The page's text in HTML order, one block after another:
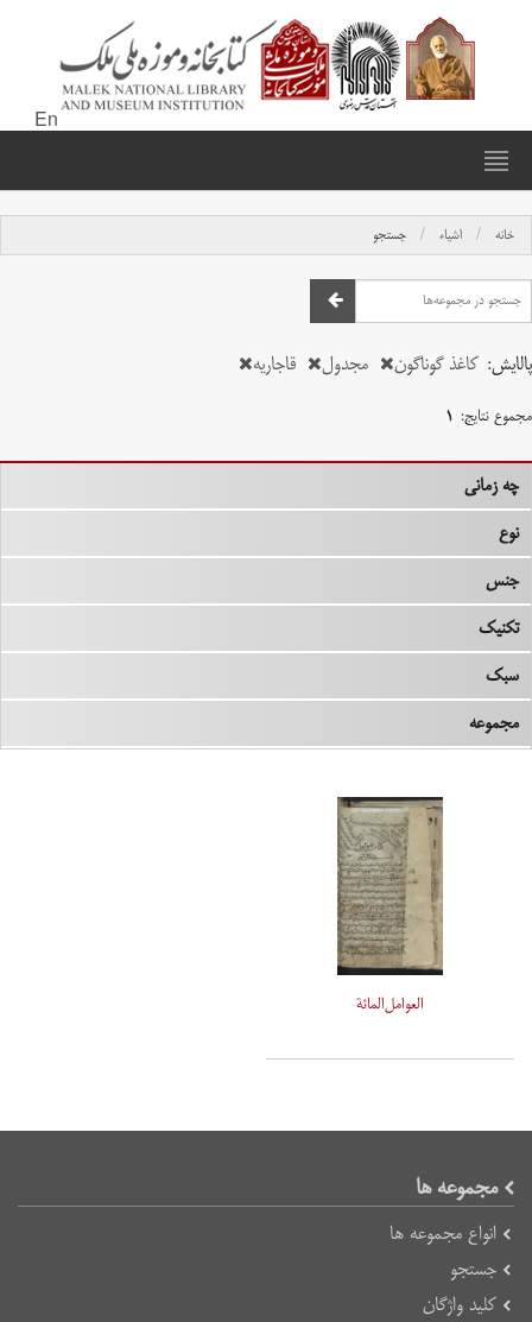
En
خانه اشیاء جستجو
پالایش: کاغذ گوناگون مجدول قاجاریه
مجموع نتایج: ۱
چه زمانی
نوع
جنس
تکنیک
سبک
مجموعه
العوامل‌المائة
مجموعه ها
انواع مجموعه ها
جستجو
کلید واژگان